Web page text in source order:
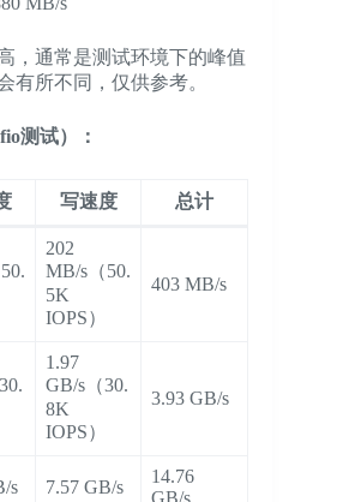
，通常是测试环境下的峰值
有所不同，仅供参考。
测试）：
写速度 总计
202
MB/s（50.
5K
IOPS）
403 MB/s
1.97
GB/s（30.
8K
IOPS）
3.93 GB/s
s 7.57 GB/s
14.76